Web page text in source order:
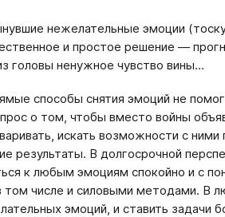
нежелательные эмоции
и простое решение —
головы ненужное чувство вины…
способы снятия эмоций не
о том, чтобы вместо войны
искать возможности с
результаты. В долгосрочной
к любым эмоциям спокойно и с
том числе и силовыми методами. В
эмоций, и ставить задачи